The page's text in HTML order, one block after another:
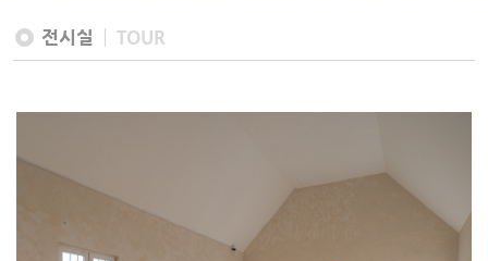
전시실 TOUR